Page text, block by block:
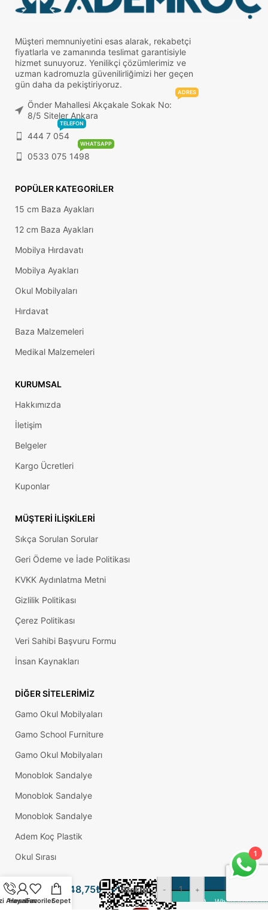
Müşteri memnuniyetini esas alarak, rekabetçi
fiyatlarla ve zamanında teslimat garantisiyle
hizmet sunuyoruz. Yenilikçi çözümlerimiz ve
uzman kadromuzla güvenilirliğimizi her geçen
gün daha da pekiştiriyoruz.
Önder Mahallesi Akçakale Sokak No:
8/5 Siteler Ankara
ADRES
444 7 054
TELEFON
0533 075 1498
WHATSAPP
POPÜLER KATEGORILER
15 cm Baza Ayakları
12 cm Baza Ayakları
Mobilya Hırdavatı
Mobilya Ayakları
Okul Mobilyaları
Hırdavat
Baza Malzemeleri
Medikal Malzemeleri
KURUMSAL
Hakkımızda
İletişim
Belgeler
Kargo Ücretleri
Kuponlar
MÜŞTERI İLIŞKILERI
Sıkça Sorulan Sorular
Geri Ödeme ve İade Politikası
KVKK Aydınlatma Metni
Gizlilik Politikası
Çerez Politikası
Veri Sahibi Başvuru Formu
İnsan Kaynakları
DIĞER SITELERIMIZ
Gamo Okul Mobilyaları
Gamo School Furniture
Gamo Okul Mobilyaları
Monoblok Sandalye
Monoblok Sandalye
Monoblok Sandalye
Adem Koç Plastik
Okul Sırası
Arayın
HesabımFavorilerSepet
Tablalı
Metal
Tezgah
Sehpa
Koltuk
Kanepe
48,75₺ Stokta - +
WhatsApp
1